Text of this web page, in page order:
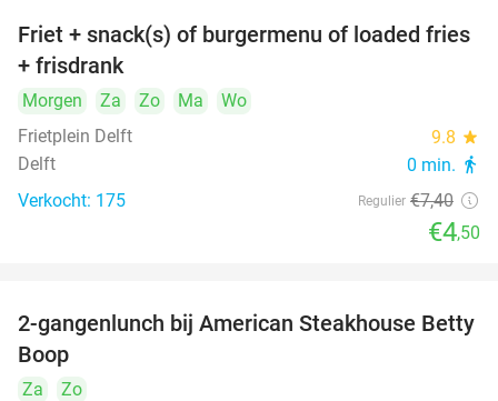
39%
Friet + snack(s) of burgermenu of loaded fries
+ frisdrank
Morgen Za Zo Ma
Wo
Frietplein Delft
9.8 star
Delft 0 min. directions_walk
Verkocht: 175 Regulier €7,40
€4,50
40%
2-gangenlunch bij American Steakhouse Betty
Boop
Za
Zo